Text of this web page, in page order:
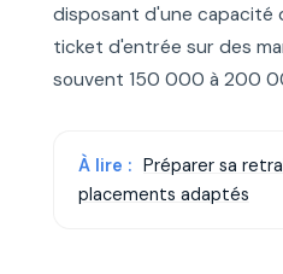
disposant d'une capacité
ticket d'entrée sur des
souvent 150 000 à 200
À lire : Préparer sa
placements adaptés